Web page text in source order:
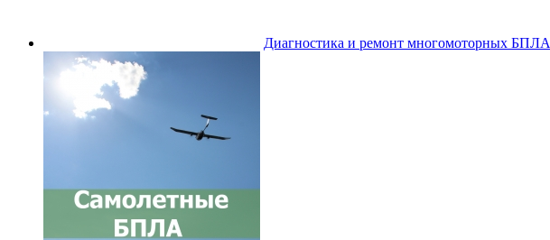
Диагностика и ремонт многомоторных БПЛА